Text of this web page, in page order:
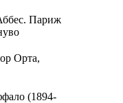
Париж
Орта,
(1894-